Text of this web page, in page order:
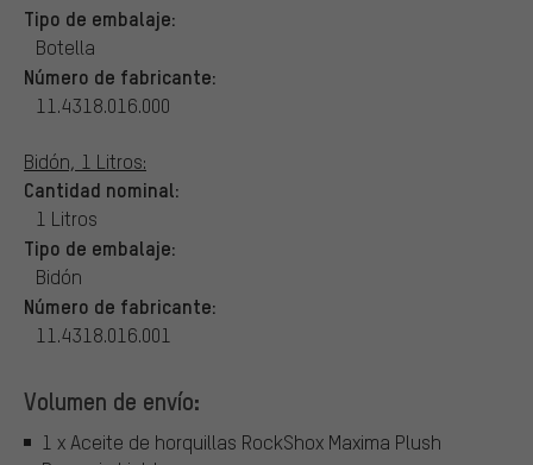
Tipo de embalaje:
Botella
Número de fabricante:
11.4318.016.000
Bidón, 1 Litros:
Cantidad nominal:
1 Litros
Tipo de embalaje:
Bidón
Número de fabricante:
11.4318.016.001
Volumen de envío:
1 x Aceite de horquillas RockShox Maxima Plush